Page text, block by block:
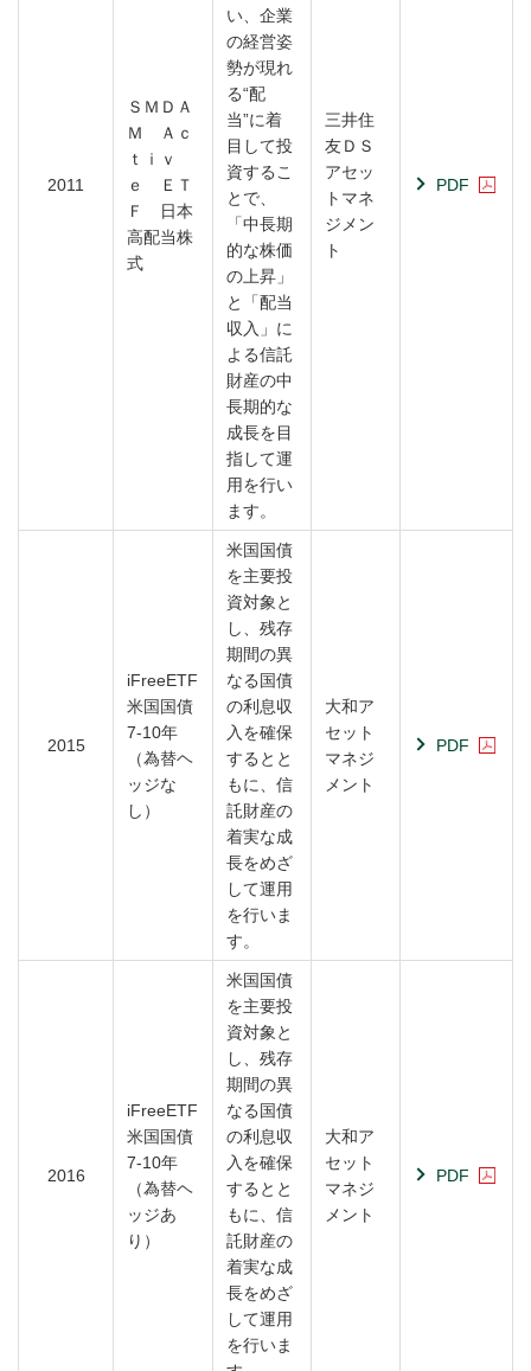
2011
ＳＭＤＡ
Ｍ Ａｃ
ｔｉｖ
ｅ ＥＴ
Ｆ 日本
高配当株
式
い、企業
の経営姿
勢が現れ
る“配
当”に着
目して投
資するこ
とで、
「中長期
的な株価
の上昇」
と「配当
収入」に
よる信託
財産の中
長期的な
成長を目
指して運
用を行い
ます。
三井住
友ＤＳ
アセッ
トマネ
ジメン
ト
PDF
2015
iFreeETF
米国国債
7-10年
（為替ヘ
ッジな
し）
米国国債
を主要投
資対象と
し、残存
期間の異
なる国債
の利息収
入を確保
するとと
もに、信
託財産の
着実な成
長をめざ
して運用
を行いま
す。
大和ア
セット
マネジ
メント
PDF
2016
iFreeETF
米国国債
7-10年
（為替ヘ
ッジあ
り）
米国国債
を主要投
資対象と
し、残存
期間の異
なる国債
の利息収
入を確保
するとと
もに、信
託財産の
着実な成
長をめざ
して運用
を行いま
大和ア
セット
マネジ
メント
PDF